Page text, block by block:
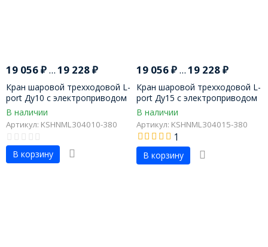
19 056₽...19 228₽
Кран шаровой трехходовой L-
port Ду10 с электроприводом
В наличии
Артикул: KSHNML304010-380
В корзину
19 056₽...19 228₽
Кран шаровой трехходовой L-
port Ду15 с электроприводом
В наличии
Артикул: KSHNML304015-380
1
В корзину